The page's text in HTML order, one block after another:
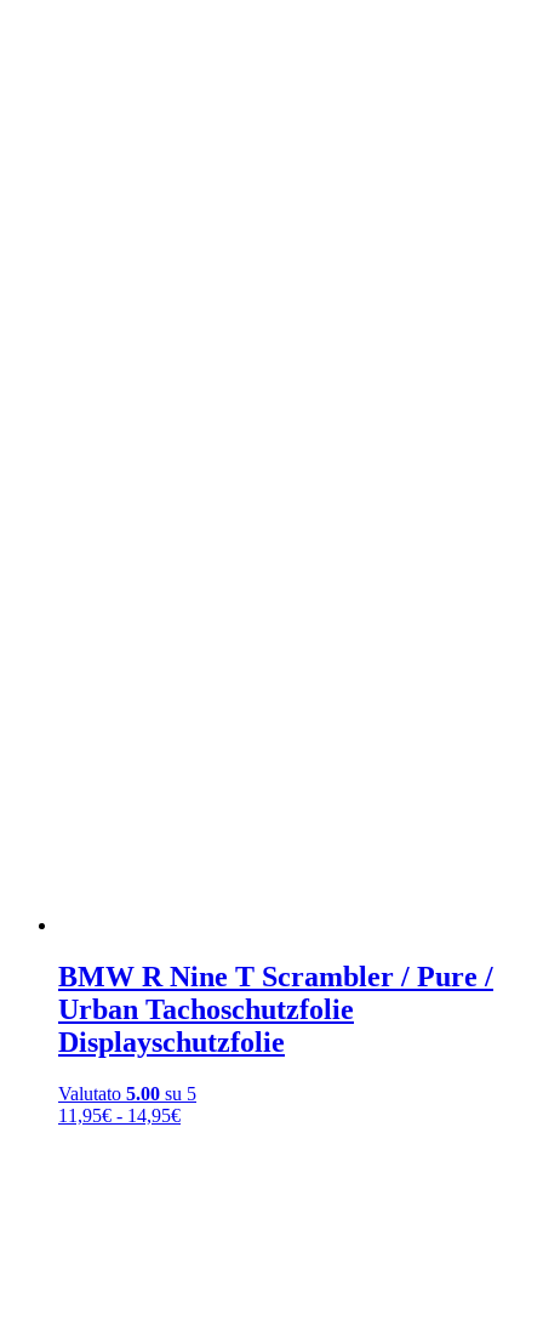
BMW R Nine T Scrambler / Pure /
Urban Tachoschutzfolie
Displayschutzfolie
Valutato 5.00 su 5
11,95€ - 14,95€Fascia